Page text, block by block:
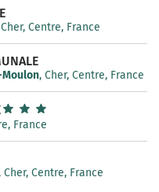
Centre, France
, Cher, Centre, France
France
Cher, Centre, France